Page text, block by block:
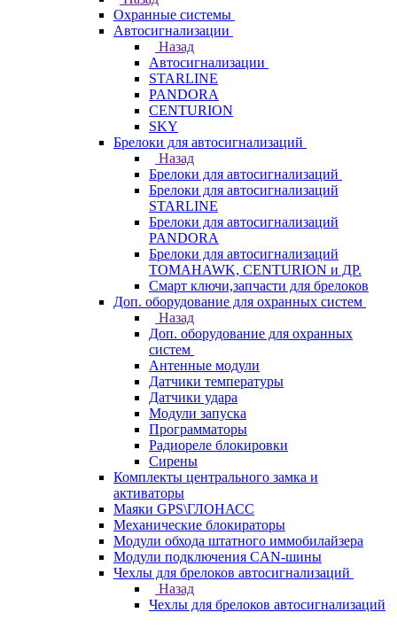
Охранные системы
Автосигнализации
Назад
Автосигнализации
STARLINE
PANDORA
CENTURION
SKY
Брелоки для автосигнализаций
Назад
Брелоки для автосигнализаций
Брелоки для автосигнализаций
STARLINE
Брелоки для автосигнализаций
PANDORA
Брелоки для автосигнализаций
TOMAHAWK, CENTURION и ДР.
Смарт ключи,запчасти для брелоков
Доп. оборудование для охранных систем
Назад
Доп. оборудование для охранных
систем
Антенные модули
Датчики температуры
Датчики удара
Модули запуска
Программаторы
Радиореле блокировки
Сирены
Комплекты центрального замка и
активаторы
Маяки GPS\ГЛОНАСС
Механические блокираторы
Модули обхода штатного иммобилайзера
Модули подключения CAN-шины
Чехлы для брелоков автосигнализаций
Назад
Чехлы для брелоков автосигнализаций